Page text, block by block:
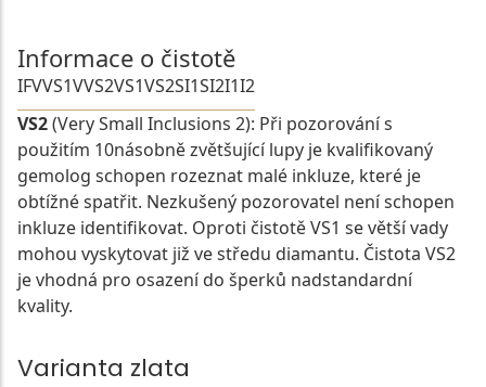
Informace o čistotě
IFVVS1VVS2VS1VS2SI1SI2I1I2
VS2(Very Small Inclusions 2): Při pozorování s
použitím 10násobně zvětšující lupy je kvalifikovaný
gemolog schopen rozeznat malé inkluze, které je
obtížné spatřit. Nezkušený pozorovatel není schopen
inkluze identifikovat. Oproti čistotě VS1 se větší vady
mohou vyskytovat již ve středu diamantu. Čistota VS2
je vhodná pro osazení do šperků nadstandardní
kvality.
Varianta zlata